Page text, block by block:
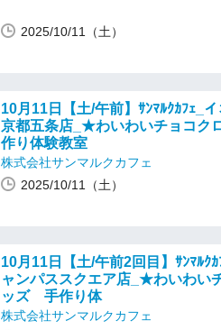
2025/10/11（土）
10月11日【土/午前】ｻﾝﾏﾙｸｶﾌｪ_
京都五条店_★わいわいチョコ
作り体験教室
株式会社サンマルクカフェ
2025/10/11（土）
10月11日【土/午前2回目】ｻﾝﾏﾙｸ
ャンパススクエア店_★わいわい
ッズ 手作り体
株式会社サンマルクカフェ